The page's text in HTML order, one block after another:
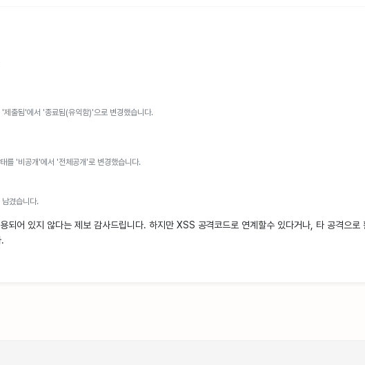
'제출됨'에서 '종료됨(유익함)'으로 변경했습니다.
를 '비공개'에서 '전체공개'로 변경했습니다.
겼습니다.
되어 있지 않다는 제보 감사드립니다. 하지만 XSS 공격코드로 연계할수 있다거나, 타 공격으